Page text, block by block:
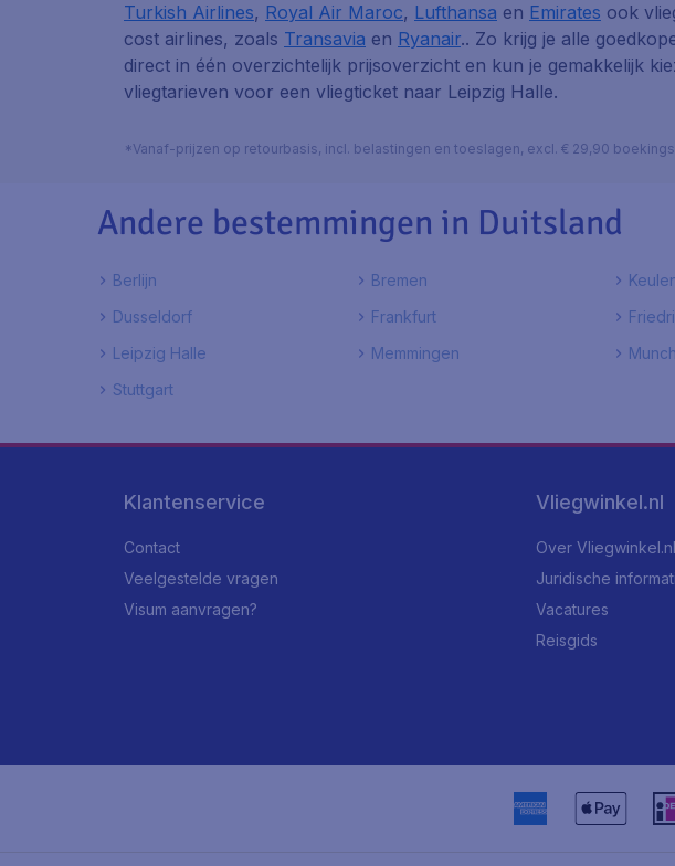
Turkish Airlines, Royal Air Maroc, Lufthansa en Emirates ook
cost airlines, zoals Transavia en Ryanair.. Zo krijg je alle
direct in één overzichtelijk prijsoverzicht en kun je gemakkelijk
vliegtarieven voor een vliegticket naar Leipzig Halle.
*Vanaf-prijzen op retourbasis, incl. belastingen en toeslagen, excl. € 29,90
Andere bestemmingen in Duitsland
Berlijn Bremen
Dusseldorf
Frankfurt
Leipzig Halle
Memmingen
Stuttgart
Klantenservice
Contact
Veelgestelde vragen
Visum aanvragen?
Vliegwinkel.nl
Over Vliegwinkel.nl
Juridische
Vacatures
Reisgids